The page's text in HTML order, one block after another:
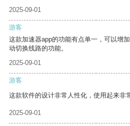
2025-09-01
游客
这款加速器app的功能有点单一，可以增
动切换线路的功能。
2025-09-01
游客
这款软件的设计非常人性化，使用起来非
2025-09-01